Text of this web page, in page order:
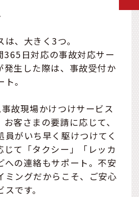
、大きく3つ。
日対応の事故対応サー
発生した際は、事故受付か
。
故現場かけつけサービス
客さまの要請に応じて、
員がいち早く駆けつけてく
じて「タクシー」「レッカ
への連絡もサポート。不安
ミングだからこそ、ご安心
です。